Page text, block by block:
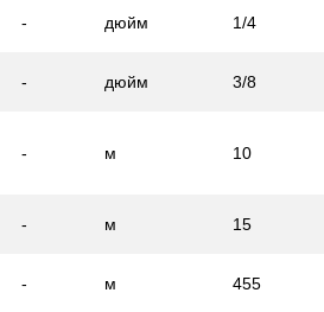
- дюйм 1/4
- дюйм 3/8
- м 10
- м 15
- м 455